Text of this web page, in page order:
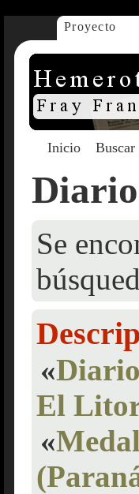
Proyecto
Inicio Buscar
Se
«
El
«